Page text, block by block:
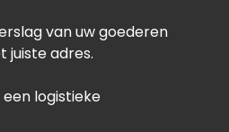
van uw goederen
juiste adres.
een logistieke